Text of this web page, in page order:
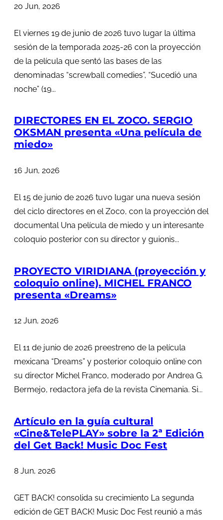
20 Jun, 2026
El viernes 19 de junio de 2026 tuvo lugar la última
sesión de la temporada 2025-26 con la proyección
de la película que sentó las bases de las
denominadas “screwball comedies”, “Sucedió una
noche” (19...
DIRECTORES EN EL ZOCO. SERGIO
OKSMAN presenta «Una película de
miedo»
16 Jun, 2026
El 15 de junio de 2026 tuvo lugar una nueva sesión
del ciclo directores en el Zoco, con la proyección del
documental Una película de miedo y un interesante
coloquio posterior con su director y guionis...
PROYECTO VIRIDIANA (proyección y
coloquio online). MICHEL FRANCO
presenta «Dreams»
12 Jun, 2026
El 11 de junio de 2026 preestreno de la película
mexicana “Dreams” y posterior coloquio online con
su director Michel Franco, moderado por Andrea G.
Bermejo, redactora jefa de la revista Cinemania. Si...
Artículo en la guía cultural
«Cine&TelePLAY» sobre la 2ª Edición
del Get Back! Music Doc Fest
8 Jun, 2026
GET BACK! consolida su crecimiento La segunda
edición de GET BACK! Music Doc Fest reunió a más